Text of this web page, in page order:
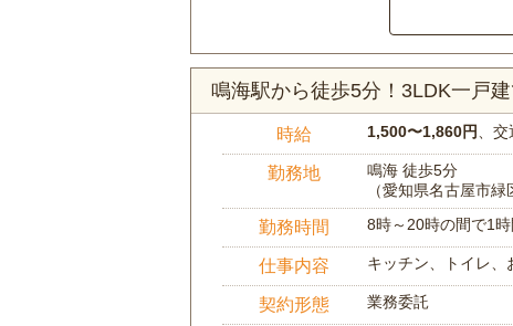
鳴海駅から徒歩5分！3LDK一戸
時給 1,500〜1,860円 、
勤務地
鳴海 徒歩5分
（愛知県名古屋市緑
勤務時間 8時～20時の間で1
仕事内容 キッチン、トイレ、
契約形態 業務委託